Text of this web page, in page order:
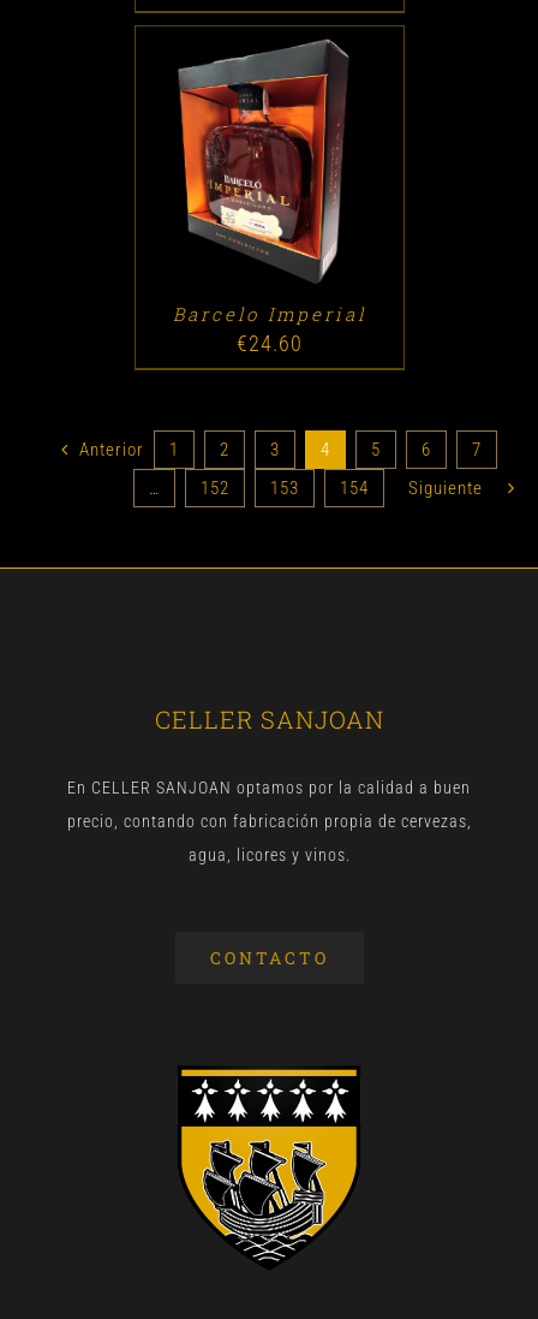
ADD TO CART / DETALLES
Barcelo Imperial
€24.60
Anterior 1 2 3 4 5 6
7
…
152 153 154 Siguiente
CELLER SANJOAN
En CELLER SANJOAN optamos por la calidad a buen
precio, contando con fabricación propia de cervezas,
agua, licores y vinos.
CONTACTO